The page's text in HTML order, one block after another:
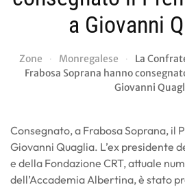
a Giovanni
Zone Monregalese
La
Frabosa Soprana hanno
Giovanni
Consegnato, a Frabosa Soprana, il
Giovanni Quaglia. L’ex presidente
e della Fondazione CRT, attuale
dell’Accademia Albertina, è stato